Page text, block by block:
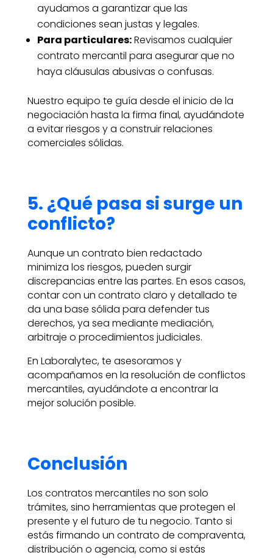
ayudamos a garantizar que las
condiciones sean justas y legales.
Para particulares:Revisamos cualquier
contrato mercantil para asegurar que no
haya cláusulas abusivas o confusas.
Nuestro equipo te guía desde el inicio de la
negociación hasta la firma final, ayudándote
a evitar riesgos y a construir relaciones
comerciales sólidas.
5. ¿Qué pasa si surge un
conflicto?
Aunque un contrato bien redactado
minimiza los riesgos, pueden surgir
discrepancias entre las partes. En esos casos,
contar con un contrato claro y detallado te
da una base sólida para defender tus
derechos, ya sea mediante mediación,
arbitraje o procedimientos judiciales.
En Laboralytec, te asesoramos y
acompañamos en la resolución de conflictos
mercantiles, ayudándote a encontrar la
mejor solución posible.
Conclusión
Los contratos mercantiles no son solo
trámites, sino herramientas que protegen el
presente y el futuro de tu negocio. Tanto si
estás firmando un contrato de compraventa,
distribución o agencia, como si estás